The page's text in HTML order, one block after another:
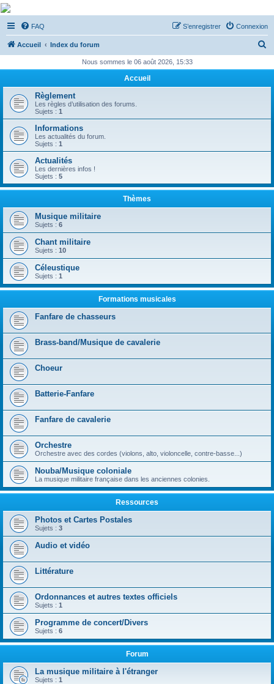
De Musicae Militari -
Forums
Forums de discussions
FAQ Connexion
S’enregistrer
Accueil Index du forum
h
r
Nous sommes le 06 août 2026, 15:33
Accueil
Règlement
Les règles d’utilisation des forums.
Sujets : 1
Informations
Les actualités du forum.
Sujets : 1
Actualités
Les dernières infos !
Sujets : 5
Thèmes
Musique militaire
Sujets : 6
Chant militaire
Sujets : 10
Céleustique
Sujets : 1
Formations musicales
Fanfare de chasseurs
Brass-band/Musique de cavalerie
Choeur
Batterie-Fanfare
Fanfare de cavalerie
Orchestre
Orchestre avec des cordes (violons, alto, violoncelle, contre-basse...)
Nouba/Musique coloniale
La musique militaire française dans les anciennes colonies.
Ressources
Photos et Cartes Postales
Sujets : 3
Audio et vidéo
Littérature
Ordonnances et autres textes officiels
Sujets : 1
Programme de concert/Divers
Sujets : 6
Forum
La musique militaire à l'étranger
Sujets : 1